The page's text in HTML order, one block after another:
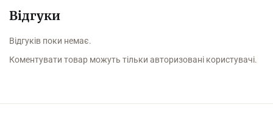
Відгуки
Відгуків поки немає.
Коментувати товар можуть тільки авторизовані користувачі.